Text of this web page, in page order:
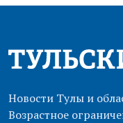
Новости Тулы и
Возрастное